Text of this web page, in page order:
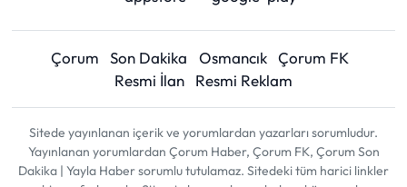
Çorum Son Dakika Osmancık Çorum FK
Resmi İlan
Resmi Reklam
Sitede yayınlanan içerik ve yorumlardan yazarları sorumludur.
Yayınlanan yorumlardan Çorum Haber, Çorum FK, Çorum Son
Dakika | Yayla Haber sorumlu tutulamaz. Sitedeki tüm harici linkler